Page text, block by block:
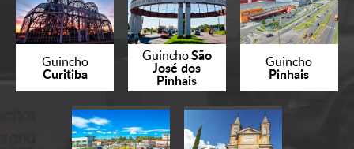
Guincho
Curitiba
GuinchoSão
José dos
Pinhais
Guincho
Pinhais